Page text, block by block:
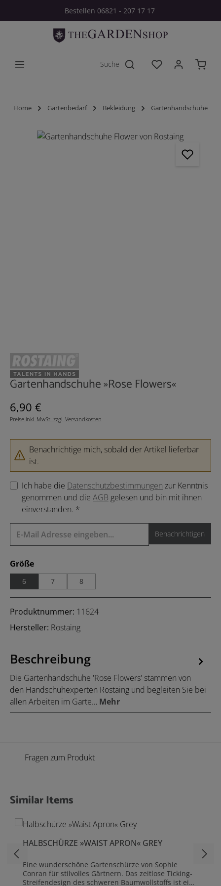
Zum Hauptinhalt springenBestellen 06821 - 207 17 17
Du hast 0
Home Gartenbedarf Bekleidung Gartenhandschuhe
Bildergalerie überspringen
Gartenhandschuhe »Rose Flowers«
Regulärer Preis:
6,90 €
Preise inkl. MwSt. zzgl. Versandkosten
Benachrichtige mich, sobald der Artikel lieferbar
ist.
Ich habe die Datenschutzbestimmungen zur Kenntnis
genommen und die AGB gelesen und bin mit ihnen
einverstanden. *
Benachrichtigen
Größeauswählen
6 7 8
Produktnummer: 11624
Hersteller: Rostaing
Beschreibung
Die Gartenhandschuhe 'Rose Flowers' stammen von
den Handschuhexperten Rostaing und begleiten Sie bei
allen Arbeiten im Garte… Mehr
Fragen zum Produkt
Produktgalerie überspringen
Similar Items
HALBSCHÜRZE »WAIST APRON« GREY
Eine wunderschöne Gartenschürze von Sophie
Conran für stilvolles Gärtnern. Das zeitlose Ticking-
Streifendesign des schweren Baumwollstoffs ist ein